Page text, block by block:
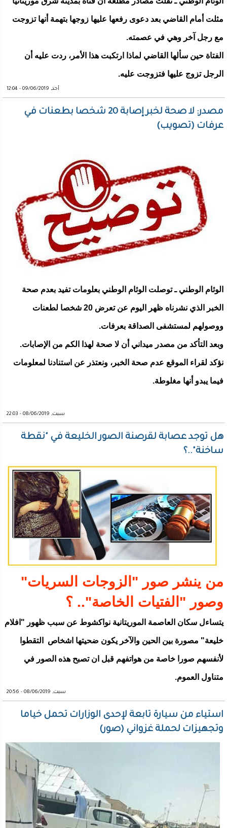
مثلت أمام القاضي بعد دعوى رفعها عليها زوجها بتهمة أنها تزوجت
مع رجل آخر وهي في عصمته.
الفتاة حين سألها القاضي لماذا ارتكبت هذا الأمر، ردت عليه أن
الرجل تزوج عليها فتزوجت عليه.
أحد, 09/06/2019 - 12:04
مصدر: لا صحة لخبر إصابة 20 شخصا بطعنات في
عرفات (تصويب)
الوئام الوطني ـ توصلت الوئام الوطني بعلومات تفيد بعدم صحة
الخبر الذي نشرناه ظهر اليوم عن تعرض 20 شخصا لطعنات
ووصولهم لمستشفى الصداقة بعرفات.
وبعد التأكد من مصدر ميداني أن لا صحة لهذا الكم من الإصابات.
نؤكد لقراء الموقع عدم صحة الخبر، ونعتذر عن استنادنا لمعلومات
فيما يبدو أنها مغلوطة.
سبت, 08/06/2019 - 22:03
هل توجد عصابة لقرصنة الصور الخليعة في "نقطة
ساخنة"..؟
من ينشر صور "الزوجات السريات"
وصور "الفتيات الخاصة".. ؟
يتساءل سكان العاصمة الموريتانية نواكشوط عن سبب ظهور "افلام
خليعة" مصورة بين الحين والآخر يكون ضحيتها اشخاص التقطوا
لأنفسهم صورا خاصة من هواتفهم قبل ان تصبح هذه الصور في
متناول العموم.
سبت, 08/06/2019 - 20:56
استياء من سيارة تابعة لإحدى الوزارات تحمل خياما
وتجهيزات لحملة غزواني (صور)